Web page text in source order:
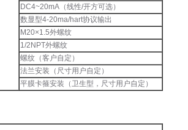
DC4~20mA（线性/开方可选）
数显型4-20ma/hart协议输出
M20×1.5外螺纹
1/2NPT外螺纹
螺纹（客户自定）
法兰安装（尺寸用户自定）
平膜卡箍安装（卫生型，尺寸用户自定）